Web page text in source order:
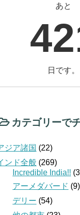
あと
日です。
カテゴリーで
ジア諸国 (22)
ンド全般 (269)
Incredible India!!
アーメダバード (9)
デリー (54)